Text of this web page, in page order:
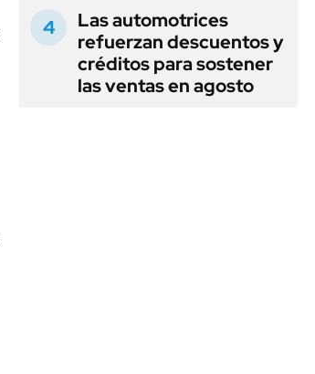
Las automotrices
refuerzan descuentos y
créditos para sostener
las ventas en agosto